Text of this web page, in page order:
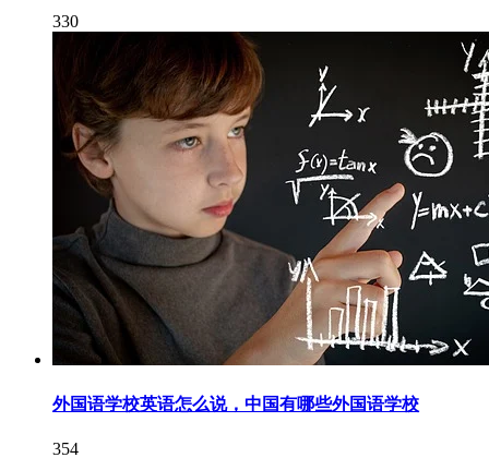
330
外国语学校英语怎么说，中国有哪些外国语学校
354